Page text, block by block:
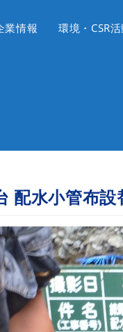
業情報 環境・CSR
配水小管布設